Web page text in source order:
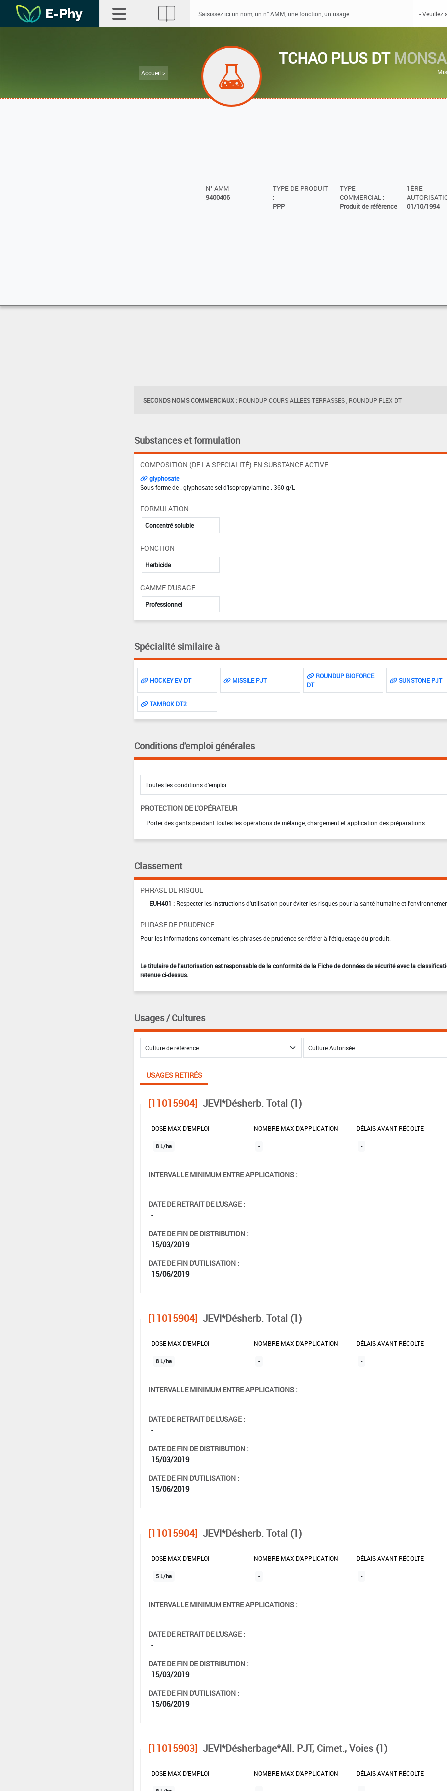
Accueil >
TCHAO PLUS DT
N° AMM
9400406
TYPE DE PRODUIT
:
PPP
TYPE
COMMERCIAL :
Produit de référence
1ÈRE
01/10/1994
SECONDS NOMS COMMERCIAUX : ROUNDUP COURS ALLEES TERRASSES , ROUNDUP FLEX DT
Substances et formulation
COMPOSITION (DE LA SPÉCIALITÉ) EN SUBSTANCE ACTIVE
glyphosate
Sous forme de : glyphosate sel d'isopropylamine : 360 g/L
FORMULATION
Concentré soluble
FONCTION
Herbicide
GAMME D'USAGE
Professionnel
Spécialité similaire à
HOCKEY EV DT MISSILE PJT
ROUNDUP BIOFORCE
DT
SUNSTONE PJT
TAMROK DT2
Conditions d'emploi générales
PROTECTION DE L'OPÉRATEUR
Porter des gants pendant toutes les opérations de mélange, chargement et application des préparations.
Classement
PHRASE DE RISQUE
EUH401 : Respecter les instructions d'utilisation pour éviter les risques pour la santé humaine et
PHRASE DE PRUDENCE
Pour les informations concernant les phrases de prudence se référer à l'étiquetage du produit.
Le titulaire de l'autorisation est responsable de la conformité de la Fiche de données de sécurité avec la
retenue ci-dessus.
Usages / Cultures
USAGES RETIRÉS
[11015904] JEVI*Désherb. Total (1)
DOSE MAX D'EMPLOI NOMBRE MAX D'APPLICATION DÉLAIS AVANT RÉCOLTE
8 L/ha - -
INTERVALLE MINIMUM ENTRE APPLICATIONS :
-
DATE DE RETRAIT DE L'USAGE :
-
DATE DE FIN DE DISTRIBUTION :
15/03/2019
DATE DE FIN D'UTILISATION :
15/06/2019
[11015904] JEVI*Désherb. Total (1)
DOSE MAX D'EMPLOI NOMBRE MAX D'APPLICATION DÉLAIS AVANT RÉCOLTE
8 L/ha - -
INTERVALLE MINIMUM ENTRE APPLICATIONS :
-
DATE DE RETRAIT DE L'USAGE :
-
DATE DE FIN DE DISTRIBUTION :
15/03/2019
DATE DE FIN D'UTILISATION :
15/06/2019
[11015904] JEVI*Désherb. Total (1)
DOSE MAX D'EMPLOI NOMBRE MAX D'APPLICATION DÉLAIS AVANT RÉCOLTE
5 L/ha - -
INTERVALLE MINIMUM ENTRE APPLICATIONS :
-
DATE DE RETRAIT DE L'USAGE :
-
DATE DE FIN DE DISTRIBUTION :
15/03/2019
DATE DE FIN D'UTILISATION :
15/06/2019
[11015903] JEVI*Désherbage*All. PJT, Cimet., Voies (1)
DOSE MAX D'EMPLOI NOMBRE MAX D'APPLICATION DÉLAIS AVANT RÉCOLTE